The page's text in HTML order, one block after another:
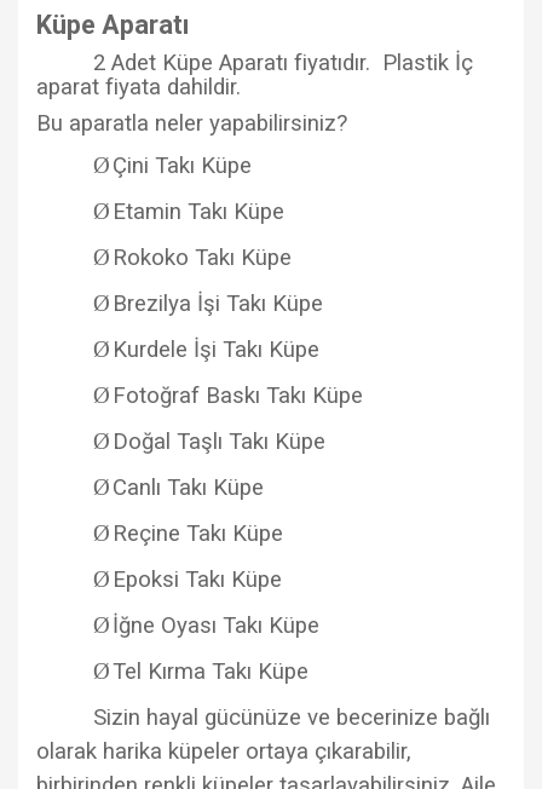
Küpe Aparatı
2 Adet Küpe Aparatı fiyatıdır. Plastik İç
aparat fiyata dahildir.
Bu aparatla neler yapabilirsiniz?
ØÇini Takı Küpe
Ø Etamin Takı Küpe
Ø Rokoko Takı Küpe
Ø Brezilya İşi Takı Küpe
Ø Kurdele İşi Takı Küpe
Ø Fotoğraf Baskı Takı Küpe
Ø Doğal Taşlı Takı Küpe
ØCanlı Takı Küpe
Ø Reçine Takı Küpe
Ø Epoksi Takı Küpe
Øİğne Oyası Takı Küpe
ØTel Kırma Takı Küpe
Sizin hayal gücünüze ve becerinize bağlı
olarak harika küpeler ortaya çıkarabilir,